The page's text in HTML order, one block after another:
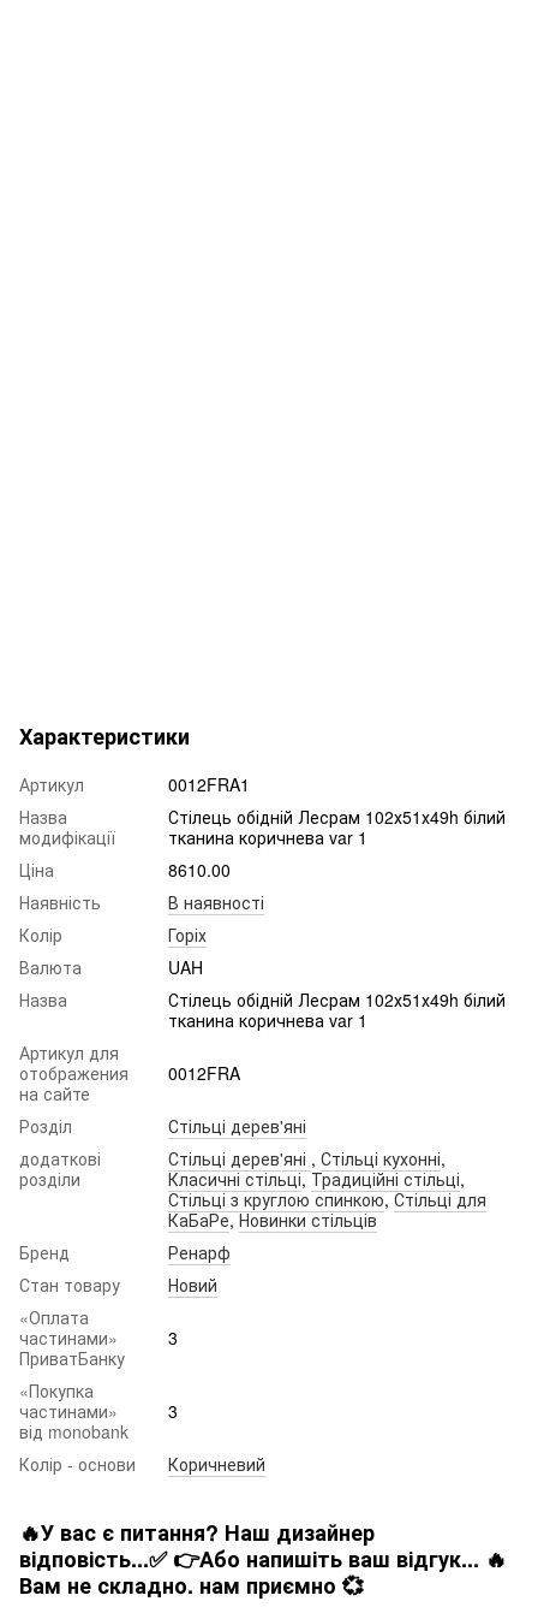
Характеристики
Артикул
0012FRA1
Назва
модифікації
Стілець обідній Лесрам 102х51х49h білий
тканина коричнева var 1
Ціна
8610.00
Наявність
В наявності
Колір
Горіх
Валюта
UAH
Назва
Стілець обідній Лесрам 102х51х49h білий
тканина коричнева var 1
Артикул для
отображения
на сайте
0012FRA
Розділ
Стільці дерев'яні
додаткові
розділи
Стільці дерев'яні , Стільці кухонні,
Класичні стільці,Традиційні стільці,
Стільці з круглою спинкою,Стільці для
КаБаРе,Новинки стільців
Бренд
Ренарф
Стан товару
Новий
«Оплата
частинами»
ПриватБанку
3
«Покупка
частинами»
від monobank
3
Колір - основи Коричневий
🔥У вас є питання? Наш дизайнер
відповість...✅ 👉Або напишіть ваш відгук... 🔥
Вам не складно. нам приємно 💞